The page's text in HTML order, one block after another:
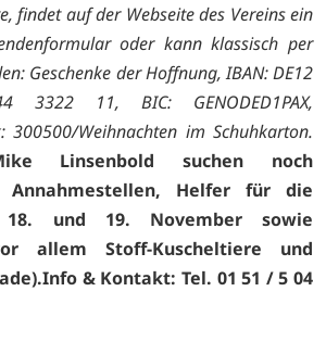
findet auf der Webseite des Vereins ein
oder kann klassisch per
Geschenke der Hoffnung, IBAN: DE12
3322 11, BIC: GENODED1PAX,
300500/Weihnachten im Schuhkarton.
Linsenbold suchen noch
Annahmestellen, Helfer für die
und 19. November sowie
allem Stoff-Kuscheltiere und
& Kontakt: Tel. 01 51 / 5 04